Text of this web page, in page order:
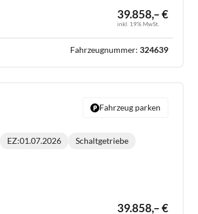
39.858,– €
inkl. 19% MwSt.
Fahrzeugnummer: 324639
39.858,– €
EZ:01.07.2026
Getriebe:
Schaltgetriebe
Fahrzeug parken